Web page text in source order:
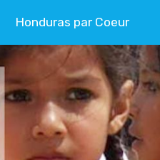
Honduras par Coeur